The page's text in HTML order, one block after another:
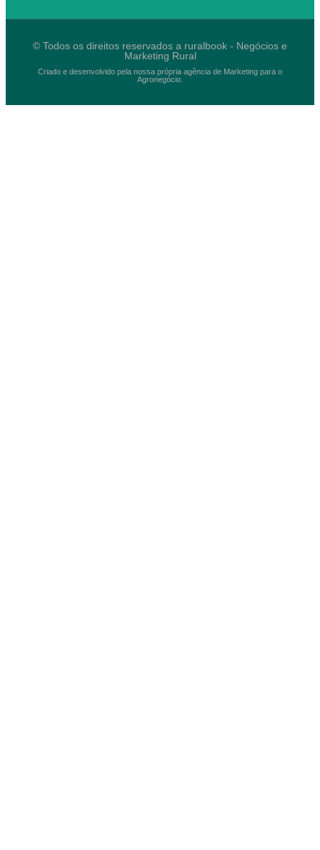
© Todos os direitos reservados a ruralbook - Negócios e
Marketing Rural
Criado e desenvolvido pela nossa própria agência de Marketing para o
Agronegócio.